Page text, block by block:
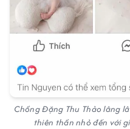
Chồng Đặng Thu Thảo lâng
thiên thần nhỏ đến với